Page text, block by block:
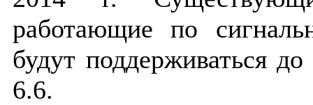
работающие по
будут поддерживаться
6.6.